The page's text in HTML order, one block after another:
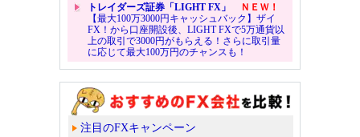
トレイダーズ証券「LIGHT FX」
ＮＥＷ！
【最大100万3000円キャッシュバック】ザイ
FX！から口座開設後、LIGHT FXで5万通貨以
上の取引で3000円がもらえる！さらに取引量
に応じて最大100万円のチャンスも！
注目のFXキャンペーン